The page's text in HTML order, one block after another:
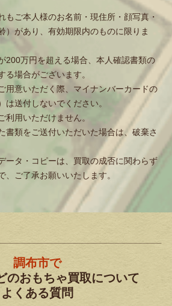
ご本人様のお名前・現住所・顔写真・
）があり、有効期限内のものに限りま
200万円を超える場合、本人確認書類の
る場合がございます。
用意いただく際、マイナンバーカードの
は送付しないでください。
利用いただけません。
書類をご送付いただいた場合は、破棄さ
ータ・コピーは、買取の成否に関わらず
、ご了承お願いいたします。
調布市で
のおもちゃ買取について
よくある質問